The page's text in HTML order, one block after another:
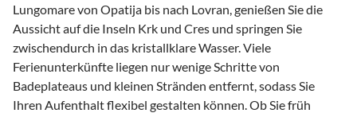
Lungomare von Opatija bis nach Lovran, genießen Sie die
Aussicht auf die Inseln Krk und Cres und springen Sie
zwischendurch in das kristallklare Wasser. Viele
Ferienunterkünfte liegen nur wenige Schritte von
Badeplateaus und kleinen Stränden entfernt, sodass Sie
Ihren Aufenthalt flexibel gestalten können. Ob Sie früh